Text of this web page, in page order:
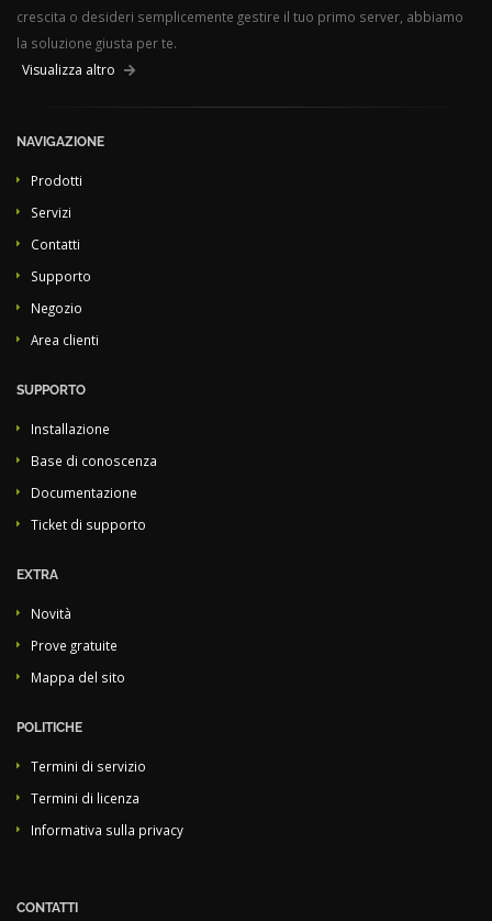
crescita o desideri semplicemente gestire il tuo primo server, abbiamo
la soluzione giusta per te.
Visualizza altro
NAVIGAZIONE
Prodotti
Servizi
Contatti
Supporto
Negozio
Area clienti
SUPPORTO
Installazione
Base di conoscenza
Documentazione
Ticket di supporto
EXTRA
Novità
Prove gratuite
Mappa del sito
POLITICHE
Termini di servizio
Termini di licenza
Informativa sulla privacy
CONTATTI